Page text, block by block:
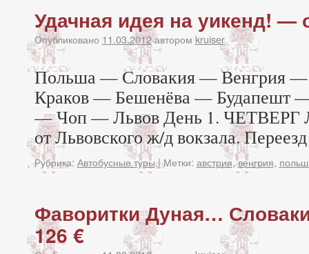
Удачная идея на уикенд! —
Опубликовано 11.03.2012автором kruiser
Польша — Словакия — Венгрия
Краков — Бешенёва — Будапешт
— Чоп — Львов День 1. ЧЕТВЕРГ
от Львовского ж/д вокзала.
Рубрика: Автобусные туры |Метки: австрия,венгрия,
Фаворитки Дуная…
126 €